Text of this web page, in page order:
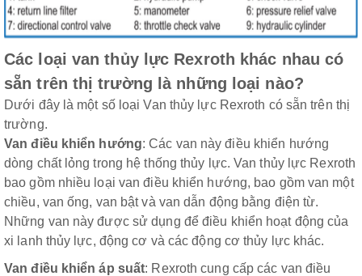
Các loại van thủy lực Rexroth khác nhau có
sẵn trên thị trường là những loại nào?
Dưới đây là một số loại Van thủy lực Rexroth có sẵn trên thị
trường.
Van điều khiển hướng: Các van này điều khiển hướng
dòng chất lỏng trong hệ thống thủy lực. Van thủy lực Rexroth
bao gồm nhiều loại van điều khiển hướng, bao gồm van một
chiều, van ống, van bật và van dẫn động bằng điện từ.
Những van này được sử dụng để điều khiển hoạt động của
xi lanh thủy lực, động cơ và các động cơ thủy lực khác.
Van điều khiển áp suất: Rexroth cung cấp các van điều